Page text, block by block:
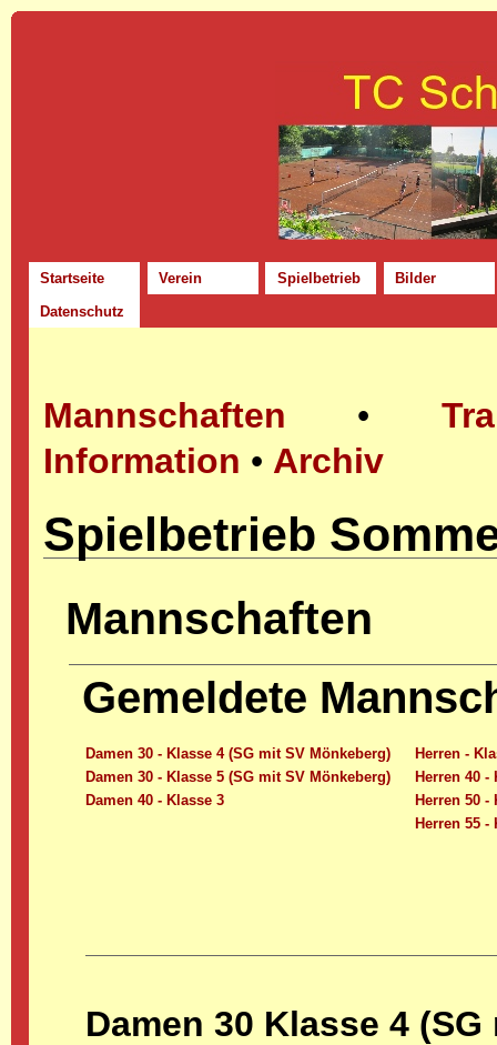
Startseite Verein Spielbetrieb
Bilder
Datenschutz
Mannschaften •
Information • Archiv
Spielbetrieb
Mannschaften
Gemeldete
Damen 30 - Klasse 4 (SG mit SV Mönkeberg)
Damen 30 - Klasse 5 (SG mit SV Mönkeberg)
Damen 40 - Klasse 3
Herren -
Herren 40 -
Herren 50 -
Herren 55 -
Damen 30 Klasse 4